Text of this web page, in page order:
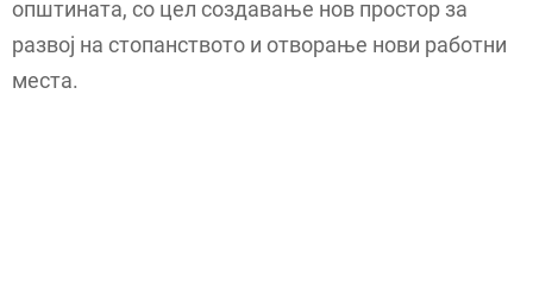
општината, со цел создавање нов простор за
развој на стопанството и отворање нови работни
места.